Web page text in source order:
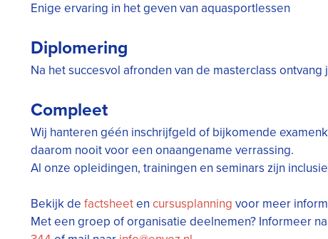
Enige ervaring in het geven van aquasportlessen
Diplomering
Na het succesvol afronden van de masterclass
Compleet
Wij hanteren géén inschrijfgeld of bijkomende
daarom nooit voor een onaangename verrassing.
Al onze opleidingen, trainingen en seminars zijn
Bekijk de factsheeten cursusplanning voor meer
Met een groep of organisatie deelnemen? Informeer